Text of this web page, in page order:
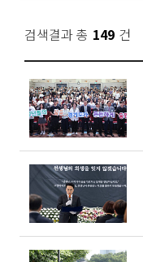
검색결과 총 149 건